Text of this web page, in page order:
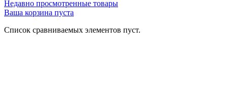
Недавно просмотренные товары
Ваша корзина пуста
Список сравниваемых элементов пуст.